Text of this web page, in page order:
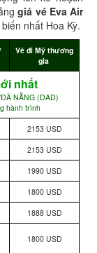
giá vé Eva Air
nhất Hoa Kỳ.
Vé đi Mỹ thương
gia
nhất
NẴNG (DAD)
hành trình
2153 USD
2153 USD
1990 USD
1800 USD
1888 USD
1800 USD